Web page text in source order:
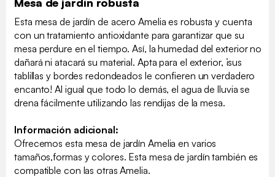
Esta mesa de jardín de acero Amelia es robusta y cuenta
con un tratamiento antioxidante para garantizar que su
mesa perdure en el tiempo. Así, la humedad del exterior no
dañará ni atacará su material. Apta para el exterior, ¡sus
tablillas y bordes redondeados le confieren un verdadero
encanto! Al igual que todo lo demás, el agua de lluvia se
drena fácilmente utilizando las rendijas de la mesa.
Información adicional:
Ofrecemos esta mesa de jardín Amelia en varios
tamaños,formas y colores. Esta mesa de jardín también es
compatible con las otras Amelia.